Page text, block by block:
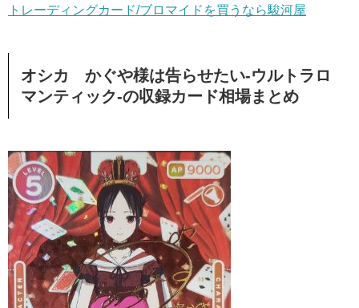
トレーディングカード/ブロマイドを買うなら駿河屋
オシカ かぐや様は告らせたい-ウルトラロ
マンティック-の収録カード相場まとめ